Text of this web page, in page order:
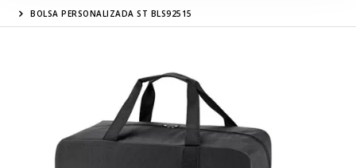
BOLSA PERSONALIZADA ST BLS92515